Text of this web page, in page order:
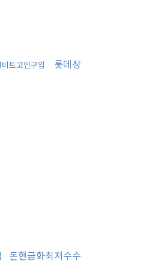
트코인구입
롯데상
돈현금화최저수수